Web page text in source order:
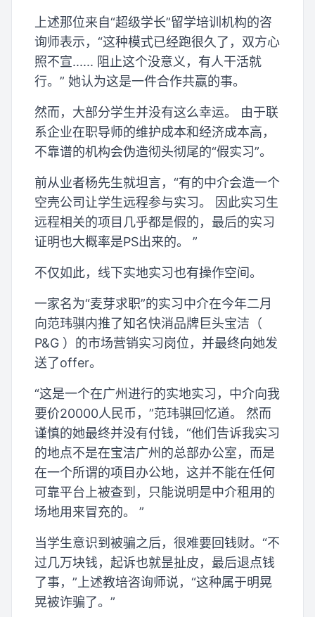
上述那位来自“超级学长”留学培训机构的咨
询师表示，“这种模式已经跑很久了，双方心
照不宣...... 阻止这个没意义，有人干活就
行。” 她认为这是一件合作共赢的事。
然而，大部分学生并没有这么幸运。 由于联
系企业在职导师的维护成本和经济成本高，
不靠谱的机构会伪造彻头彻尾的“假实习”。
前从业者杨先生就坦言，“有的中介会造一个
空壳公司让学生远程参与实习。 因此实习生
远程相关的项目几乎都是假的，最后的实习
证明也大概率是PS出来的。 ”
不仅如此，线下实地实习也有操作空间。
一家名为“麦芽求职”的实习中介在今年二月
向范玮骐内推了知名快消品牌巨头宝洁（
P&G ）的市场营销实习岗位，并最终向她发
送了offer。
“这是一个在广州进行的实地实习，中介向我
要价20000人民币，”范玮骐回忆道。 然而
谨慎的她最终并没有付钱，“他们告诉我实习
的地点不是在宝洁广州的总部办公室，而是
在一个所谓的项目办公地，这并不能在任何
可靠平台上被查到，只能说明是中介租用的
场地用来冒充的。 ”
当学生意识到被骗之后，很难要回钱财。“不
过几万块钱，起诉也就昰扯皮，最后退点钱
了事，”上述教培咨询师说，“这种属于明晃
晃被诈骗了。”